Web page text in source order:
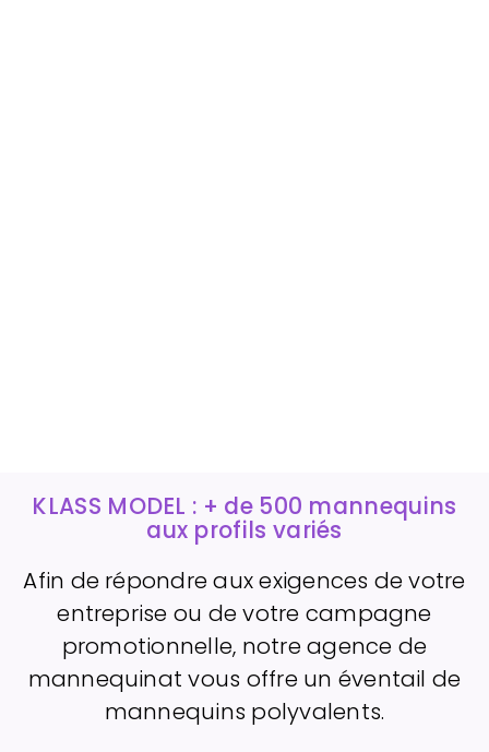
KLASS MODEL : + de 500 mannequins
aux profils variés
Afin de répondre aux exigences de votre
entreprise ou de votre campagne
promotionnelle, notre agence de
mannequinat vous offre un éventail de
mannequins polyvalents.